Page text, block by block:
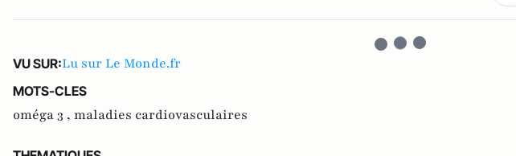
VU SUR:Lu sur Le Monde.fr
MOTS-CLES
oméga 3 , maladies cardiovasculaires